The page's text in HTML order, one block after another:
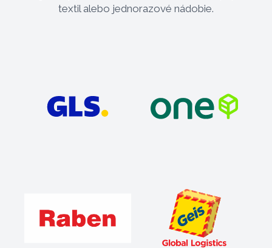
textil alebo jednorazové nádobie.